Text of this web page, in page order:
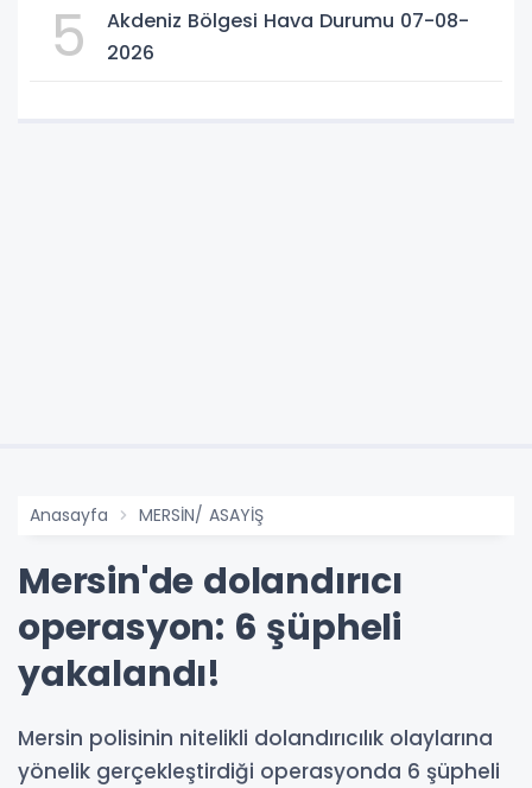
5
Akdeniz Bölgesi Hava Durumu 07-08-
2026
Anasayfa MERSİN/ ASAYİŞ
Mersin'de dolandırıcı
operasyon: 6 şüpheli
yakalandı!
Mersin polisinin nitelikli dolandırıcılık olaylarına
yönelik gerçekleştirdiği operasyonda 6 şüpheli